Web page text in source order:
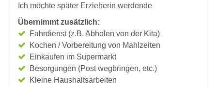
Ich möchte später Erzieherin werdende
Übernimmt zusätzlich:
Fahrdienst (z.B. Abholen von der Kita)
Kochen / Vorbereitung von Mahlzeiten
Einkaufen im Supermarkt
Besorgungen (Post wegbringen, etc.)
Kleine Haushaltsarbeiten